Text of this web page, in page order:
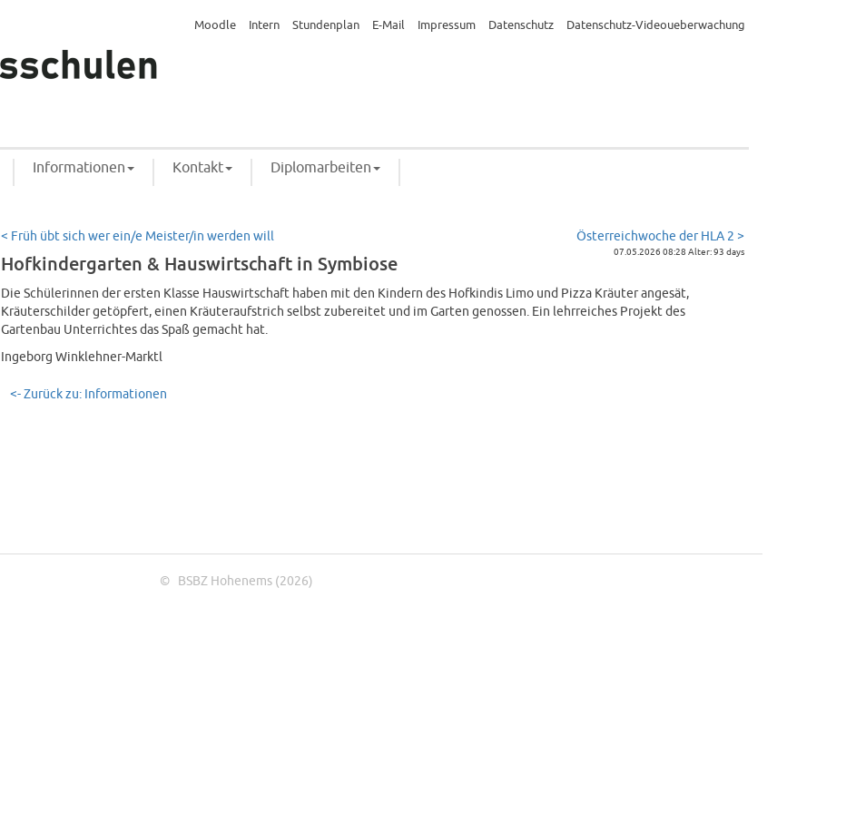
Moodle Intern Stundenplan E-Mail Impressum Datenschutz Datenschutz-Videoueberwachung
Informationen Kontakt Diplomarbeiten
Österreichwoche der HLA 2 >
< Früh übt sich wer ein/e Meister/in werden will
07.05.2026 08:28 Alter: 93 days
Hofkindergarten & Hauswirtschaft in Symbiose
Die Schülerinnen der ersten Klasse Hauswirtschaft haben mit den Kindern des Hofkindis Limo und Pizza Kräuter angesät,
Kräuterschilder getöpfert, einen Kräuteraufstrich selbst zubereitet und im Garten genossen. Ein lehrreiches Projekt des
Gartenbau Unterrichtes das Spaß gemacht hat.
Ingeborg Winklehner-Marktl
<- Zurück zu: Informationen
© BSBZ Hohenems (2026)